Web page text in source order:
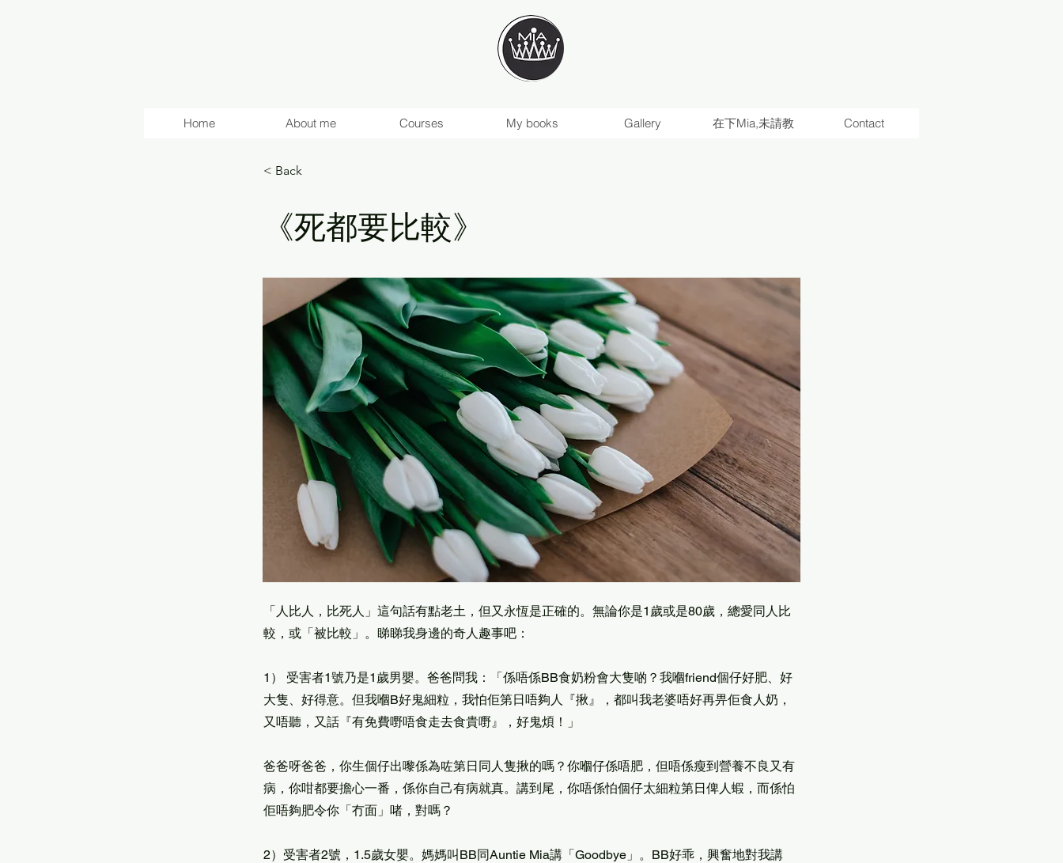
Home About me Courses My books Gallery 在下Mia,未請教 Contact
< Back
《死都要比較》
「人比人，比死人」這句話有點老土，但又永恆是正確的。無論你是1歲或是80歲，總愛同人比
較，或「被比較」。睇睇我身邊的奇人趣事吧：
1） 受害者1號乃是1歲男嬰。爸爸問我：「係唔係BB食奶粉會大隻啲？我嗰friend個仔好肥、好
大隻、好得意。但我嗰B好鬼細粒，我怕佢第日唔夠人『揪』，都叫我老婆唔好再畀佢食人奶，
又唔聽，又話『有免費嘢唔食走去食貴嘢』，好鬼煩！」
爸爸呀爸爸，你生個仔出嚟係為咗第日同人隻揪的嗎？你嗰仔係唔肥，但唔係瘦到營養不良又有
病，你咁都要擔心一番，係你自己有病就真。講到尾，你唔係怕個仔太細粒第日俾人蝦，而係怕
佢唔夠肥令你「冇面」啫，對嗎？
2）受害者2號，1.5歲女嬰。媽媽叫BB同Auntie Mia講「Goodbye」。BB好乖，興奮地對我講